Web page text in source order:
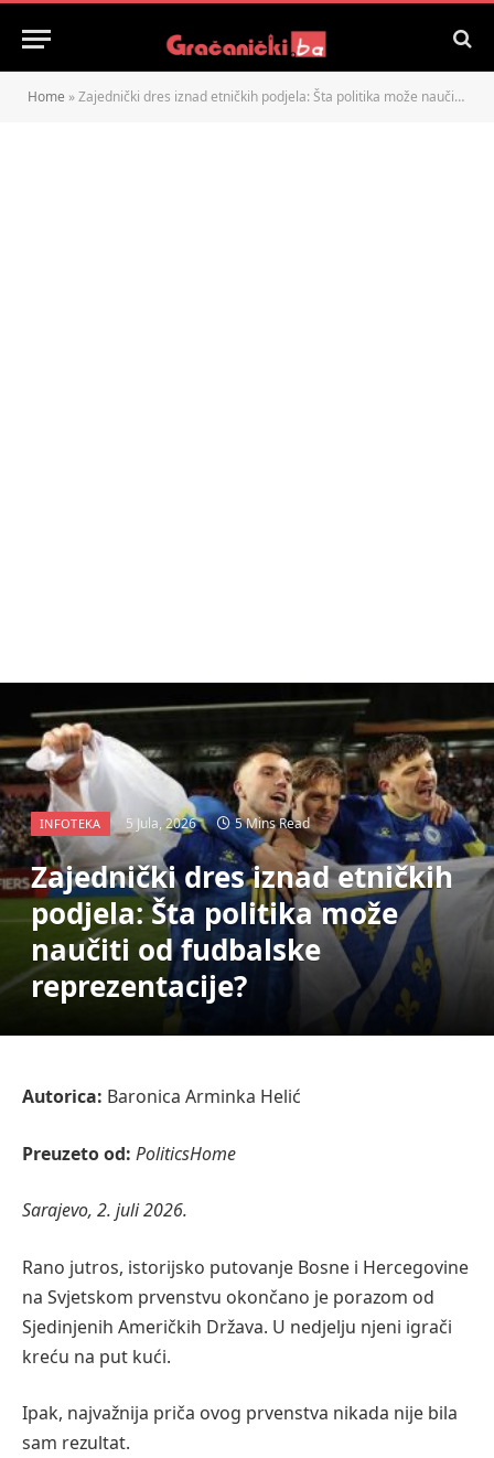
Home »Zajednički dres iznad etničkih podjela: Šta politika može naučiti od fudbalske reprezentacije?
INFOTEKA 5 Jula, 2026 5 Mins Read
Zajednički dres iznad etničkih
podjela: Šta politika može
naučiti od fudbalske
reprezentacije?
Autorica: Baronica Arminka Helić
Preuzeto od: PoliticsHome
Sarajevo, 2. juli 2026.
Rano jutros, istorijsko putovanje Bosne i Hercegovine
na Svjetskom prvenstvu okončano je porazom od
Sjedinjenih Američkih Država. U nedjelju njeni igrači
kreću na put kući.
Ipak, najvažnija priča ovog prvenstva nikada nije bila
sam rezultat.